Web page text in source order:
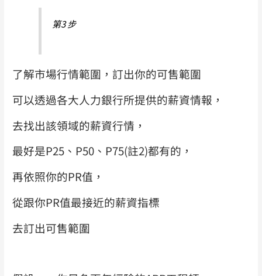
第3 步
了解市場行情範圍，訂出你的可售範圍
可以透過各大人力銀行所提供的薪資情報，
去找出該領域的薪資行情，
最好是P25、P50、P75(註2)都有的，
再依照你的PR值，
從跟你PR值最接近的薪資指標
去訂出可售範圍